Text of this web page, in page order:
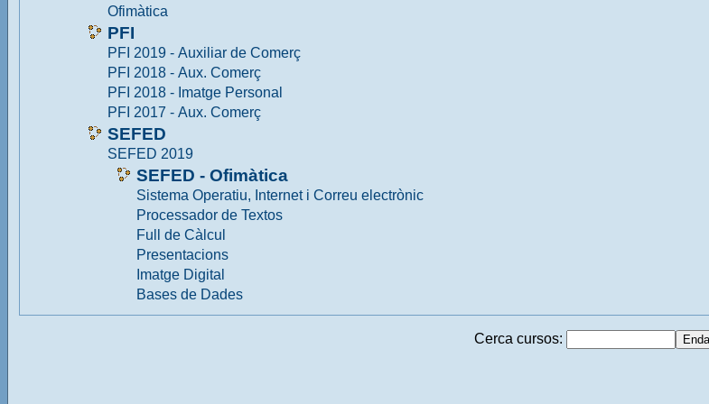
Ofimàtica
PFI
PFI 2019 - Auxiliar de Comerç
PFI 2018 - Aux. Comerç
PFI 2018 - Imatge Personal
PFI 2017 - Aux. Comerç
SEFED
SEFED 2019
SEFED - Ofimàtica
Sistema Operatiu, Internet i Correu electrònic
Processador de Textos
Full de Càlcul
Presentacions
Imatge Digital
Bases de Dades
Cerca cursos: